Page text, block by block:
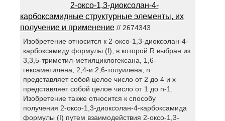
2-оксо-1,3-диоксолан-4-
карбоксамидные структурные элементы, их
получение и применение// 2674343
Изобретение относится к 2-оксо-1,3-диоксолан-4-
карбоксамиду формулы (I), в которой R выбран из
3,3,5-триметил-метилциклогексана, 1,6-
гексаметилена, 2,4-и 2,6-толуилена, n
представляет собой целое число от 2 до 4 и х
представляет собой целое число от 1 до n-1.
Изобретение также относится к способу
получения 2-оксо-1,3-диоксолан-4-карбоксамида
формулы (I) путем взаимодействия 2-оксо-1,3-